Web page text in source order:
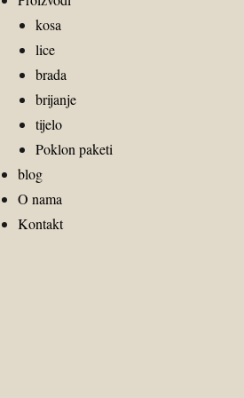
kosa
lice
brada
brijanje
tijelo
Poklon paketi
blog
O nama
Kontakt